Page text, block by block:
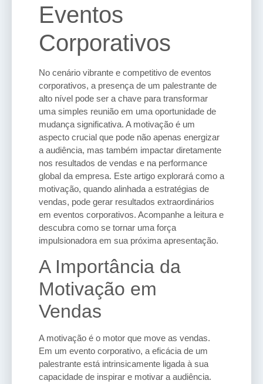
Eventos
Corporativos
No cenário vibrante e competitivo de eventos
corporativos, a presença de um palestrante de
alto nível pode ser a chave para transformar
uma simples reunião em uma oportunidade de
mudança significativa. A motivação é um
aspecto crucial que pode não apenas energizar
a audiência, mas também impactar diretamente
nos resultados de vendas e na performance
global da empresa. Este artigo explorará como a
motivação, quando alinhada a estratégias de
vendas, pode gerar resultados extraordinários
em eventos corporativos. Acompanhe a leitura e
descubra como se tornar uma força
impulsionadora em sua próxima apresentação.
A Importância da
Motivação em
Vendas
A motivação é o motor que move as vendas.
Em um evento corporativo, a eficácia de um
palestrante está intrinsicamente ligada à sua
capacidade de inspirar e motivar a audiência.